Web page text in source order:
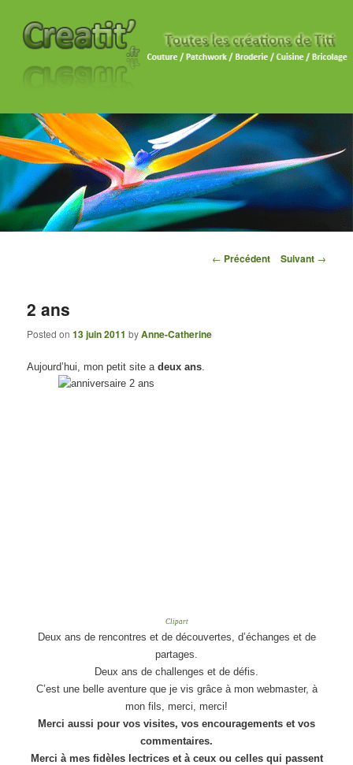
Navigation des articles
← Précédent Suivant →
2 ans
Posted on13 juin 2011 byAnne-Catherine
Aujourd’hui, mon petit site adeux ans
Clipart
Deux ans de rencontres et de découvertes, d’échanges et de
partages.
Deux ans de challenges et de défis.
C’est une belle aventure que je vis grâce à mon webmaster, à
mon fils, merci, merci!
Merci aussi pour vos visites, vos encouragements et vos
commentaires.
Merci à mes fidèles lectrices et à ceux ou celles qui passent